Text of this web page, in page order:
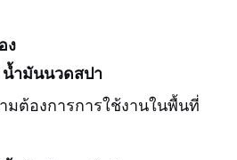
ง
น้ำมันนวดสปา
มต้องการการใช้งานในพื้นที่